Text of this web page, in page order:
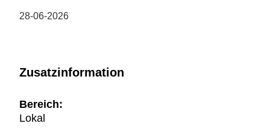
28-06-2026
Zusatzinformation
Bereich:
Lokal